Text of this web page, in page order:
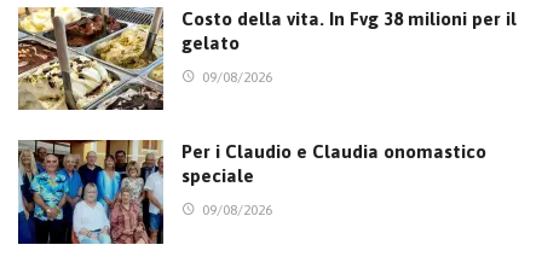
Costo della vita. In Fvg 38 milioni per il
gelato
09/08/2026
Per i Claudio e Claudia onomastico
speciale
09/08/2026